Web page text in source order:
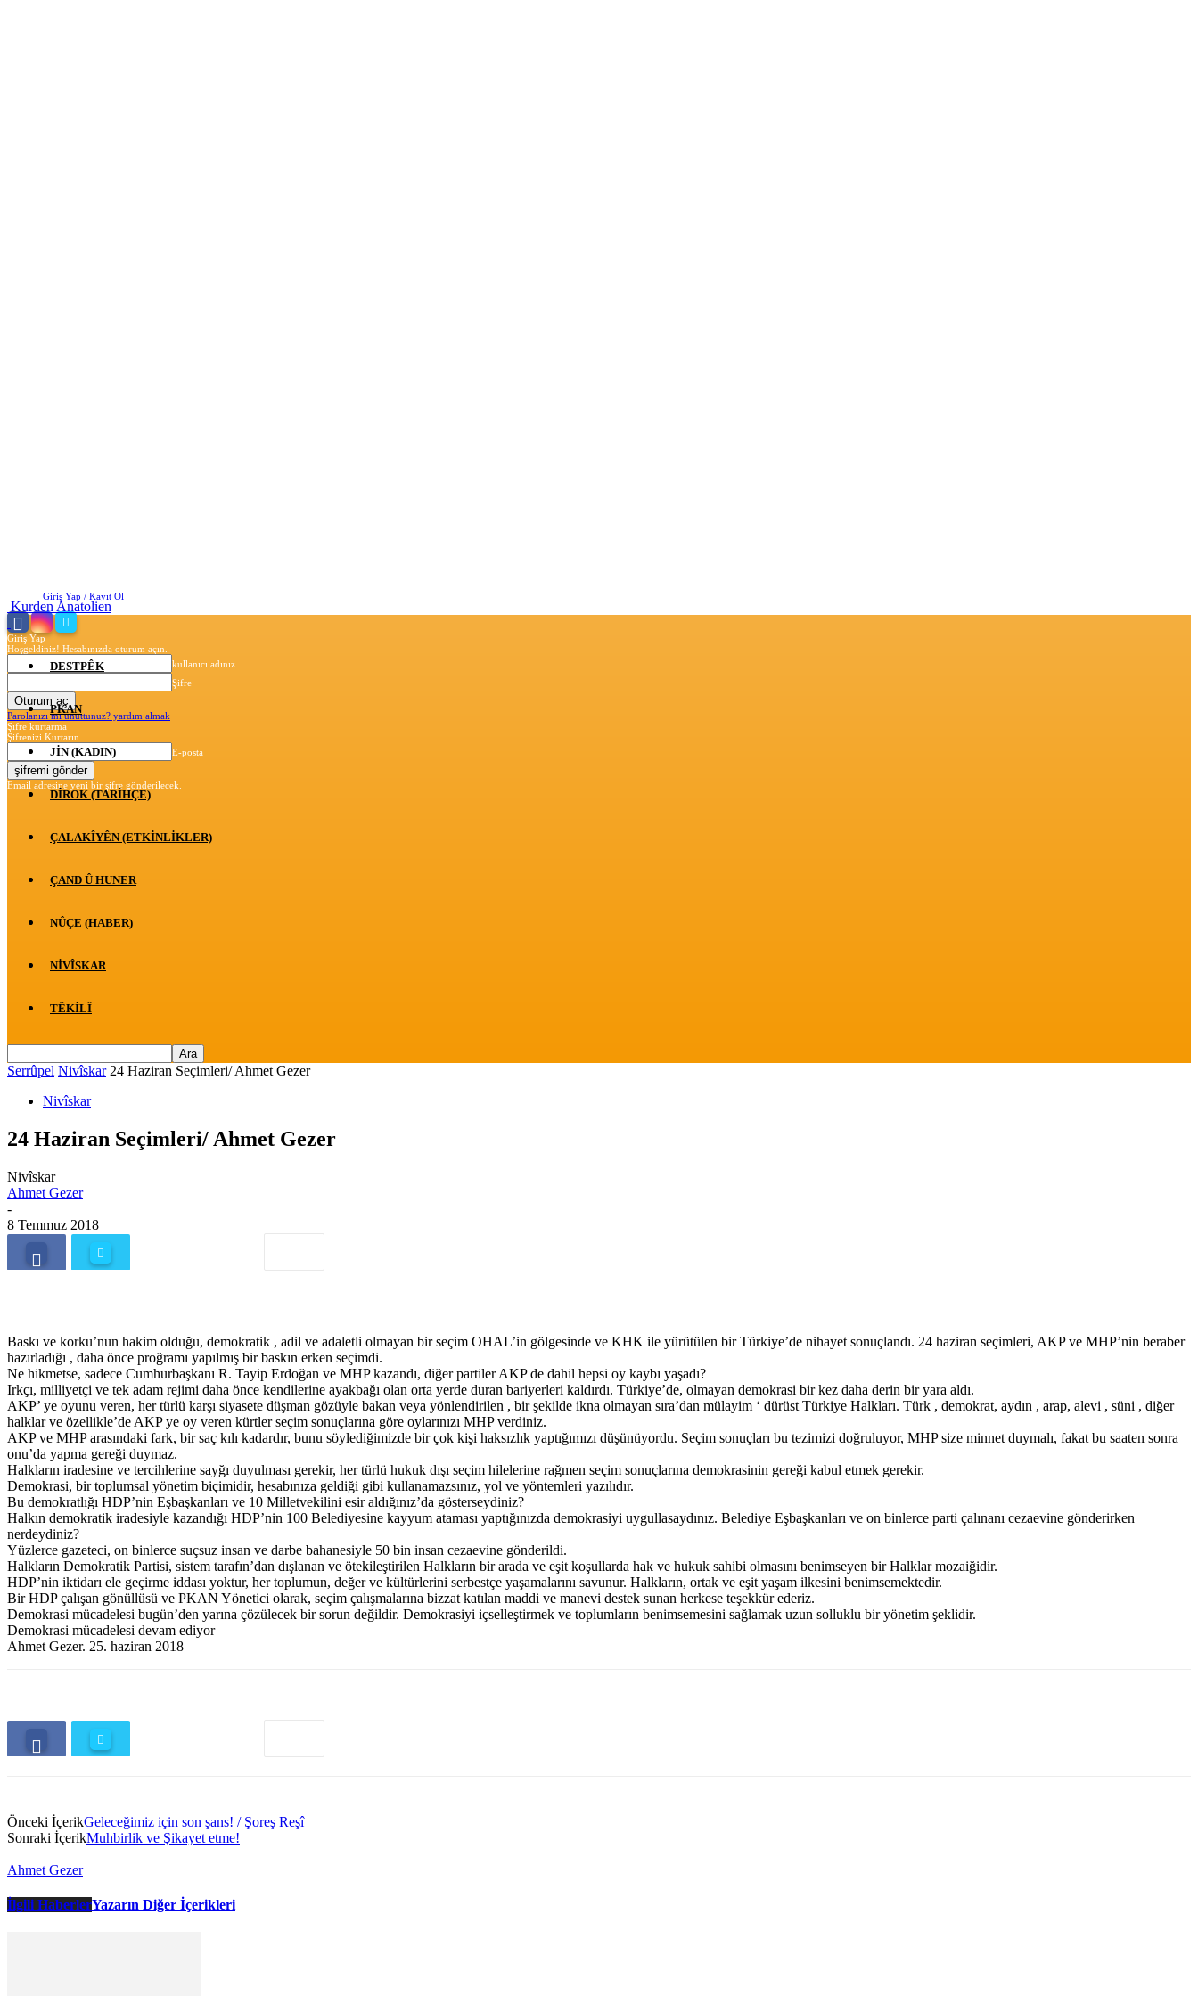
Giriş Yap / Kayıt Ol
Giriş Yap
Hoşgeldiniz! Hesabınızda oturum açın.
kullanıcı adınız
Şifre
Parolanızı mı unuttunuz? yardım almak
Şifre kurtarma
Şifrenizi Kurtarın
E-posta
Email adresine yeni bir şifre gönderilecek.
Kurden Anatolien
DESTPÊK
PKAN
JİN (KADIN)
DÎROK (TARİHÇE)
ÇALAKÎYÊN (ETKINLIKLER)
ÇAND Û HUNER
NÛÇE (HABER)
NIVÎSKAR
TÊKILÎ
Serrûpel Nivîskar 24 Haziran Seçimleri/ Ahmet Gezer
Nivîskar
24 Haziran Seçimleri/ Ahmet Gezer
Nivîskar
Ahmet Gezer
-
8 Temmuz 2018
Baskı ve korku’nun hakim olduğu, demokratik , adil ve adaletli olmayan bir seçim OHAL’in gölgesinde ve KHK ile yürütülen bir Türkiye’de nihayet sonuçlandı. 24 haziran seçimleri, AKP ve MHP’nin beraber
hazırladığı , daha önce proğramı yapılmış bir baskın erken seçimdi.
Ne hikmetse, sadece Cumhurbaşkanı R. Tayip Erdoğan ve MHP kazandı, diğer partiler AKP de dahil hepsi oy kaybı yaşadı?
Irkçı, milliyetçi ve tek adam rejimi daha önce kendilerine ayakbağı olan orta yerde duran bariyerleri kaldırdı. Türkiye’de, olmayan demokrasi bir kez daha derin bir yara aldı.
AKP’ ye oyunu veren, her türlü karşı siyasete düşman gözüyle bakan veya yönlendirilen , bir şekilde ikna olmayan sıra’dan mülayim ‘ dürüst Türkiye Halkları. Türk , demokrat, aydın , arap, alevi , süni , diğer
halklar ve özellikle’de AKP ye oy veren kürtler seçim sonuçlarına göre oylarınızı MHP verdiniz.
AKP ve MHP arasındaki fark, bir saç kılı kadardır, bunu söylediğimizde bir çok kişi haksızlık yaptığımızı düşünüyordu. Seçim sonuçları bu tezimizi doğruluyor, MHP size minnet duymalı, fakat bu saaten sonra
onu’da yapma gereği duymaz.
Halkların iradesine ve tercihlerine sayğı duyulması gerekir, her türlü hukuk dışı seçim hilelerine rağmen seçim sonuçlarına demokrasinin gereği kabul etmek gerekir.
Demokrasi, bir toplumsal yönetim biçimidir, hesabınıza geldiği gibi kullanamazsınız, yol ve yöntemleri yazılıdır.
Bu demokratlığı HDP’nin Eşbaşkanları ve 10 Milletvekilini esir aldığınız’da gösterseydiniz?
Halkın demokratik iradesiyle kazandığı HDP’nin 100 Belediyesine kayyum ataması yaptığınızda demokrasiyi uygullasaydınız. Belediye Eşbaşkanları ve on binlerce parti çalınanı cezaevine gönderirken
nerdeydiniz?
Yüzlerce gazeteci, on binlerce suçsuz insan ve darbe bahanesiyle 50 bin insan cezaevine gönderildi.
Halkların Demokratik Partisi, sistem tarafın’dan dışlanan ve ötekileştirilen Halkların bir arada ve eşit koşullarda hak ve hukuk sahibi olmasını benimseyen bir Halklar mozaiğidir.
HDP’nin iktidarı ele geçirme iddası yoktur, her toplumun, değer ve kültürlerini serbestçe yaşamalarını savunur. Halkların, ortak ve eşit yaşam ilkesini benimsemektedir.
Bir HDP çalışan gönüllüsü ve PKAN Yönetici olarak, seçim çalışmalarına bizzat katılan maddi ve manevi destek sunan herkese teşekkür ederiz.
Demokrasi mücadelesi bugün’den yarına çözülecek bir sorun değildir. Demokrasiyi içselleştirmek ve toplumların benimsemesini sağlamak uzun solluklu bir yönetim şeklidir.
Demokrasi mücadelesi devam ediyor
Ahmet Gezer. 25. haziran 2018
Önceki İçerikGeleceğimiz için son şans! / Şoreş Reşî
Sonraki İçerikMuhbirlik ve Şikayet etme!
Ahmet Gezer
İlgili HaberlerYazarın Diğer İçerikleri